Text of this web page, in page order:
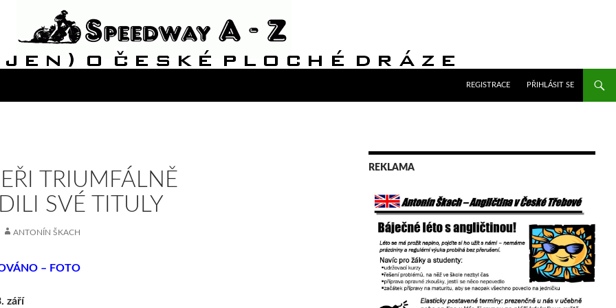
REGISTRACE
PŘIHLÁSIT SE
TRIUMFÁLNĚ
SVÉ TITULY
ANTONÍN ŠKACH
– FOTO
září
REKLAMA